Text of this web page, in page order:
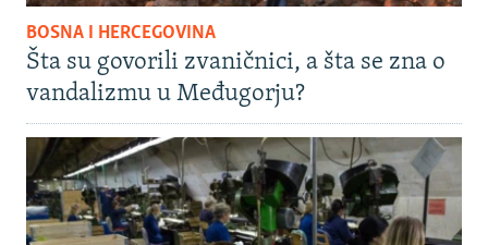
BOSNA I HERCEGOVINA
Šta su govorili zvaničnici, a šta se zna o
vandalizmu u Međugorju?